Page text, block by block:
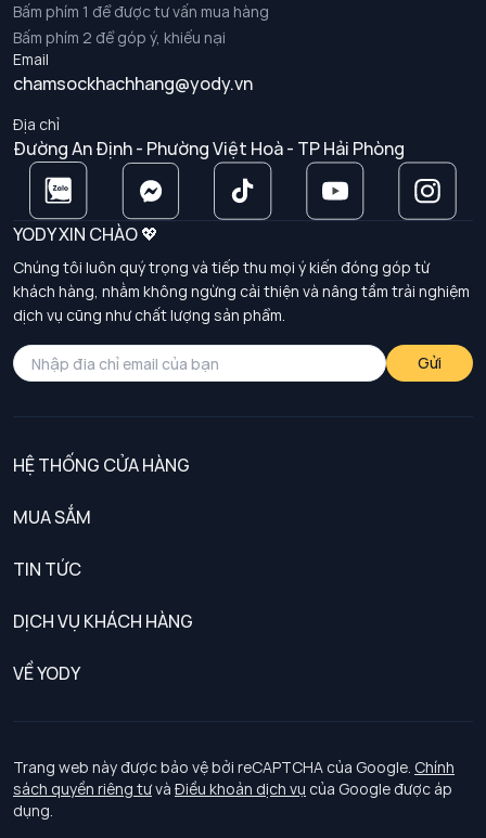
Bấm phím 1 để được tư vấn mua hàng
Bấm phím 2 để góp ý, khiếu nại
Email
chamsockhachhang@yody.vn
Địa chỉ
Đường An Định - Phường Việt Hoà - TP Hải Phòng
YODY XIN CHÀO 💖
Chúng tôi luôn quý trọng và tiếp thu mọi ý kiến đóng góp từ
khách hàng, nhằm không ngừng cải thiện và nâng tầm trải nghiệm
dịch vụ cũng như chất lượng sản phẩm.
Gửi
HỆ THỐNG CỬA HÀNG
MUA SẮM
TIN TỨC
DỊCH VỤ KHÁCH HÀNG
Chính sách khách hàng thân thiết
Chính sách bảo vệ dữ liệu cá nhân
Chính sách thanh toán, giao nhận
VỀ YODY
Tuyển dụng
Trang web này được bảo vệ bởi reCAPTCHA của Google. Chính
sách quyền riêng tưvà Điều khoản dịch vụ của Google được áp
dụng.